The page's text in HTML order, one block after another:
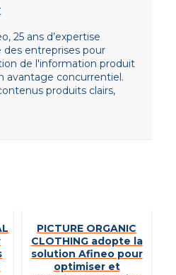
25 ans d’expertise
entreprises pour
de l'information produit
avantage concurrentiel.
produits clairs,
PICTURE ORGANIC
CLOTHING adopte la
solution Afineo pour
optimiser et